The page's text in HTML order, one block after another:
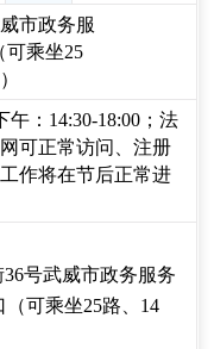
市政务服
可乘坐25
午：14:30-18:00；法
可正常访问、注册
作将在节后正常进
号武威市政务服务
（可乘坐25路、14